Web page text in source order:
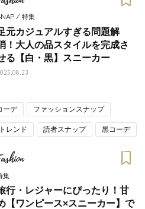
/ 特集
元カジュアルすぎる問題解
！大人の品スタイルを完成さ
る【白・黒】スニーカー
ーデ ファッションスナップ
レンド 読者スナップ 黒コーデ
集
行・レジャーにぴったり！甘
【ワンピース×スニーカー】で